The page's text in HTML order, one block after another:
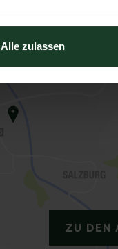
Alle zulassen
ZU DEN